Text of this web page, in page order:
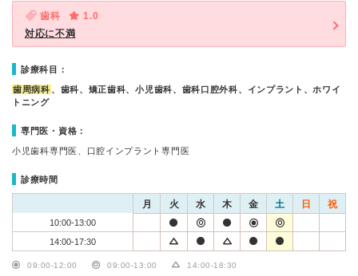
歯科
1.0
対応に不満
診療科目：
歯周病科 、歯科、矯正歯科、小児歯科、歯科口腔外科、インプラント、ホワイ
トニング
専門医・資格：
小児歯科専門医、口腔インプラント専門医
診療時間
月 火 水 木 金 土 日 祝
10:00-13:00
14:00-17:30
09:00-12:00 09:00-13:00 14:00-18:30